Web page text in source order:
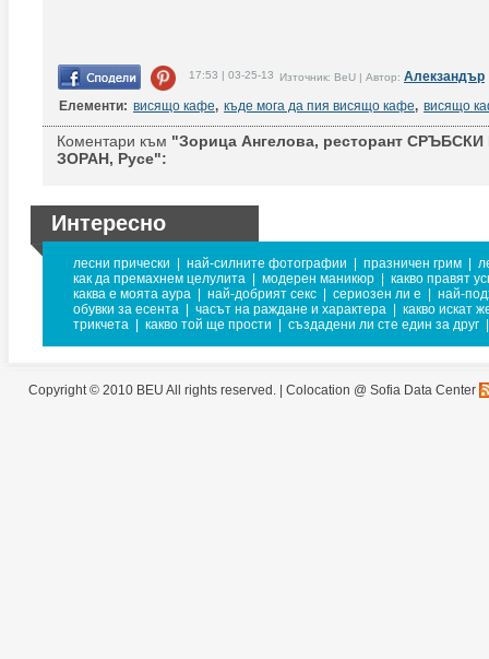
17:53 | 03-25-13 Източник: BeU | Автор: Алекзандър
Елементи: висящо кафе, къде мога да пия висящо кафе, висящо
Коментари към "Зорица Ангелова, ресторант
ЗОРАН, Русе":
Интересно
лесни прически най-силните фотографии празничен грим
как да премахнем целулита
модерен маникюр
какво правят
каква е моята аура
най-добрият секс сериозен ли е
най-
обувки за есента
часът на раждане и характера
какво искат
трикчета
какво той ще прости създадени ли сте един за друг
Copyright © 2010 BEU All rights reserved. | Colocation @ Sofia Data Center